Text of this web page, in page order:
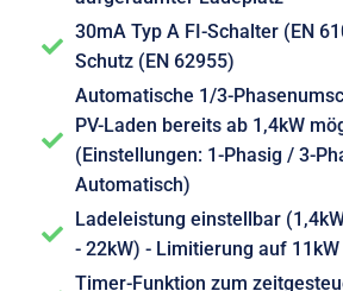
30mA Typ A FI-Schalter (EN
Schutz (EN 62955)
Automatische 1/3-
PV-Laden bereits ab 1,4kW
(Einstellungen: 1-Phasig / 3-
Automatisch)
Ladeleistung einstellbar
- 22kW) - Limitierung auf
Timer-Funktion zum